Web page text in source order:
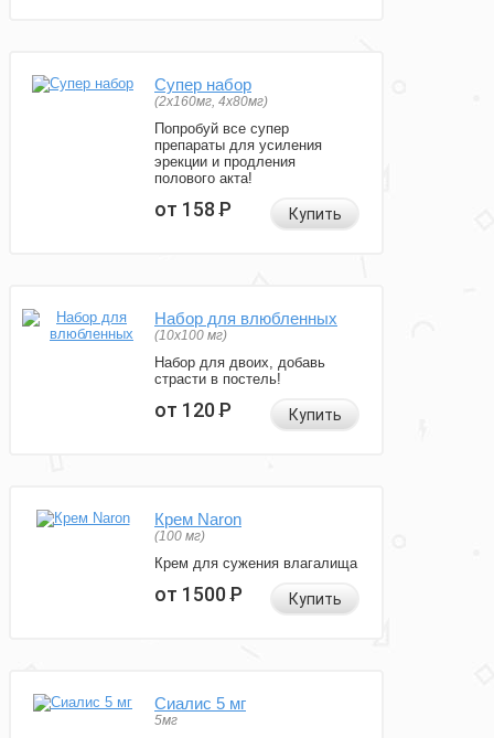
Супер набор
(2х160мг, 4х80мг)
Попробуй все супер
препараты для усиления
эрекции и продления
полового акта!
от 158Р Купить
Набор для влюбленных
(10х100 мг)
Набор для двоих, добавь
страсти в постель!
от 120Р Купить
Крем Naron
(100 мг)
Крем для сужения влагалища
от 1500Р Купить
Сиалис 5 мг
5мг